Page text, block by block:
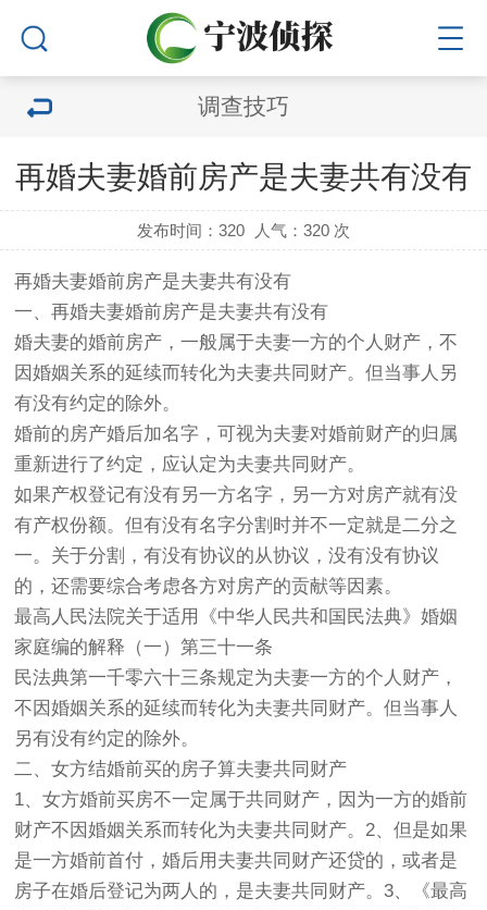
调查技巧
再婚夫妻婚前房产是夫妻共有没有
发布时间：320 人气： 320 次
再婚夫妻婚前房产是夫妻共有没有
一、再婚夫妻婚前房产是夫妻共有没有
婚夫妻的婚前房产，一般属于夫妻一方的个人财产，不
因婚姻关系的延续而转化为夫妻共同财产。但当事人另
有没有约定的除外。
婚前的房产婚后加名字，可视为夫妻对婚前财产的归属
重新进行了约定，应认定为夫妻共同财产。
如果产权登记有没有另一方名字，另一方对房产就有没
有产权份额。但有没有名字分割时并不一定就是二分之
一。关于分割，有没有协议的从协议，没有没有协议
的，还需要综合考虑各方对房产的贡献等因素。
最高人民法院关于适用《中华人民共和国民法典》婚姻
家庭编的解释（一）第三十一条
民法典第一千零六十三条规定为夫妻一方的个人财产，
不因婚姻关系的延续而转化为夫妻共同财产。但当事人
另有没有约定的除外。
二、女方结婚前买的房子算夫妻共同财产
1、女方婚前买房不一定属于共同财产，因为一方的婚前
财产不因婚姻关系而转化为夫妻共同财产。2、但是如果
是一方婚前首付，婚后用夫妻共同财产还贷的，或者是
房子在婚后登记为两人的，是夫妻共同财产。3、《最高